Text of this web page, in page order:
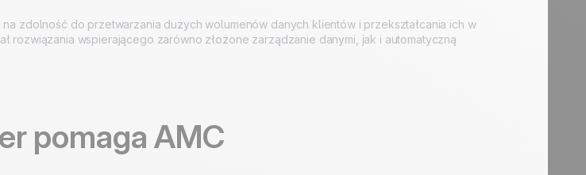
zdolność do przetwarzania dużych wolumenów danych klientów i przekształcania ich w
rozwiązania wspierającego zarówno złożone zarządzanie danymi, jak i automatyczną
pomaga AMC